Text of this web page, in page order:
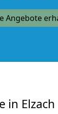
Angebote
in Elzach